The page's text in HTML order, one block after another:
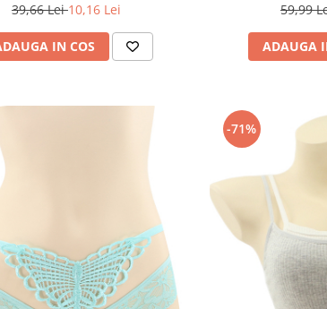
39,66 Lei10,16 Lei
IN COS
59,99
ADAUGA
-71%